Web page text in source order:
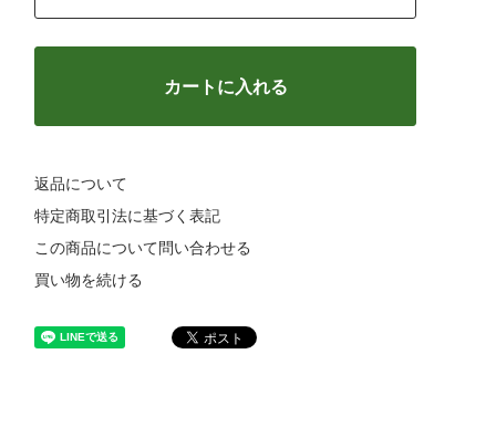
カートに入れる
返品について
特定商取引法に基づく表記
この商品について問い合わせる
買い物を続ける